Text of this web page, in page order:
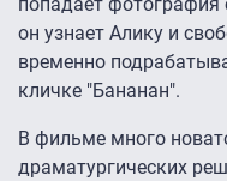
попадает фотография
он узнает Алику и
временно
кличке "Бананан".
В фильме много
драматургических